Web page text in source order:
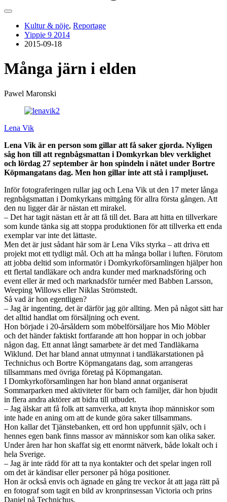
Kultur & nöje, Reportage
Yippie 9 2014
2015-09-18
Många järn i elden
Pawel Maronski
Lena Vik
Lena Vik är en person som gillar att få saker gjorda. Nyligen
såg hon till att regnbågsmattan i Domkyrkan blev verklighet
och lördag 27 september är hon spindeln i nätet under Bortre
Köpmangatans dag. Men hon gillar inte att stå i rampljuset.
Inför fotograferingen rullar jag och Lena Vik ut den 17 meter långa
regnbågsmattan i Domkyrkans mittgång för allra första gången. Att
den nu ligger där är nästan ett mirakel.
– Det har tagit nästan ett år att få till det. Bara att hitta en tillverkare
som kunde tänka sig att stoppa produktionen för att tillverka ett enda
exemplar var inte det lättaste.
Men det är just sådant här som är Lena Viks styrka – att driva ett
projekt mot ett tydligt mål. Och att ha många bollar i luften. Förutom
att jobba deltid som informatör i Domkyrkoförsamlingen hjälper hon
ett flertal tandläkare och andra kunder med marknadsföring och
event eller är med och marknadsför turnéer med Babben Larsson,
Weeping Willows eller Niklas Strömstedt.
Så vad är hon egentligen?
– Jag är ingenting, det är därför jag gör allting. Men på något sätt har
det alltid handlat om försäljning och event.
Hon började i 20-årsåldern som möbelförsäljare hos Mio Möbler
och det händer faktiskt fortfarande att hon hoppar in och jobbar
någon dag. Ett annat långt samarbete är det med Tandläkarna
Wiklund. Det har bland annat utmynnat i tandläkarstationen på
Technichus och Bortre Köpmangatans dag, som arrangeras
tillsammans med övriga företag på Köpmangatan.
I Domkyrkoförsamlingen har hon bland annat organiserat
Sommarparken med aktiviteter för barn och familjer, där hon bjudit
in flera andra aktörer att bidra till utbudet.
– Jag älskar att få folk att samverka, att knyta ihop människor som
inte hade en aning om att de kunde göra saker tillsammans.
Hon kallar det Tjänstebanken, ett ord hon uppfunnit själv, och i
hennes egen bank finns massor av människor som kan olika saker.
Under åren har hon skaffat sig ett enormt nätverk, både lokalt och i
hela Sverige.
– Jag är inte rädd för att ta nya kontakter och det spelar ingen roll
om det är kändisar eller personer på höga positioner.
Hon är också envis och ägnade en gång tre veckor åt att jaga rätt på
en fotograf som tagit en bild av kronprinsessan Victoria och prins
Daniel på Technichus.